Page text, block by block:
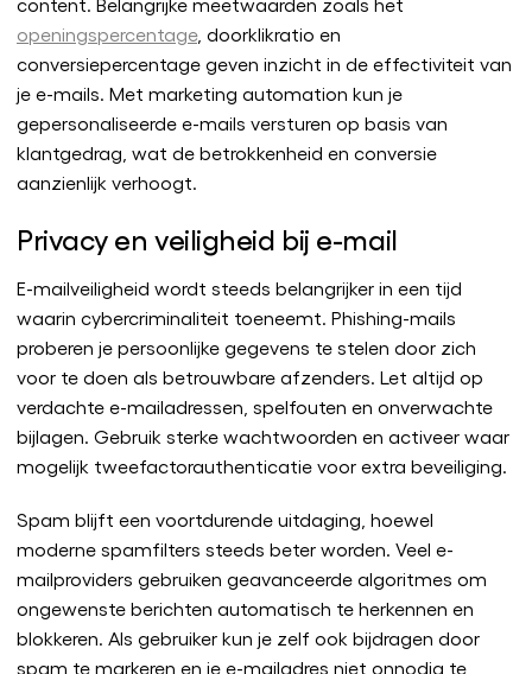
openingspercentage, doorklikratio en
conversiepercentage geven inzicht in de effectiviteit van
je e-mails. Met marketing automation kun je
gepersonaliseerde e-mails versturen op basis van
klantgedrag, wat de betrokkenheid en conversie
aanzienlijk verhoogt.
Privacy en veiligheid bij e-mail
E-mailveiligheid wordt steeds belangrijker in een tijd
waarin cybercriminaliteit toeneemt. Phishing-mails
proberen je persoonlijke gegevens te stelen door zich
voor te doen als betrouwbare afzenders. Let altijd op
verdachte e-mailadressen, spelfouten en onverwachte
bijlagen. Gebruik sterke wachtwoorden en activeer waar
mogelijk tweefactorauthenticatie voor extra beveiliging.
Spam blijft een voortdurende uitdaging, hoewel
moderne spamfilters steeds beter worden. Veel e-
mailproviders gebruiken geavanceerde algoritmes om
ongewenste berichten automatisch te herkennen en
blokkeren. Als gebruiker kun je zelf ook bijdragen door
spam te markeren en je e-mailadres niet onnodig te